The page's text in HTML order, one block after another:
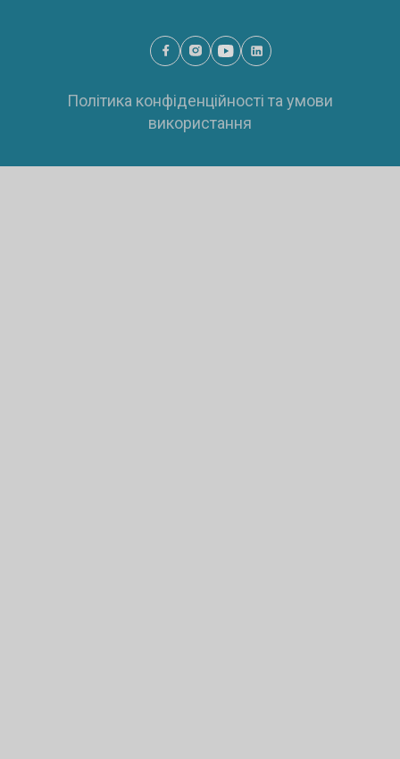
Політика конфіденційності та умови
використання